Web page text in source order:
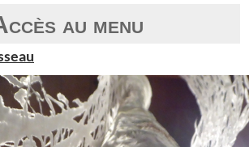
au menu